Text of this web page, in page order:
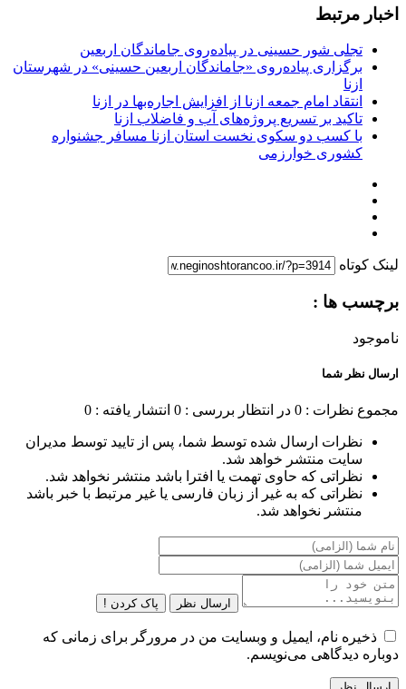
اخبار مرتبط
تجلی شور حسینی در پیاده‌روی جاماندگان اربعین
برگزاری پیاده‌روی «جاماندگان اربعین حسینی» در شهرستان
ازنا
انتقاد امام جمعه ازنا از افزایش اجاره‌بها در ازنا
تاکید بر تسریع پروژه‌های آب و فاضلاب ازنا
با کسب دو سکوی نخست استان ازنا مسافر جشنواره
کشوری خوارزمی
لینک کوتاه
برچسب ها :
ناموجود
ارسال نظر شما
مجموع نظرات : 0 در انتظار بررسی : 0 انتشار یافته : 0
نظرات ارسال شده توسط شما، پس از تایید توسط مدیران
سایت منتشر خواهد شد.
نظراتی که حاوی تهمت یا افترا باشد منتشر نخواهد شد.
نظراتی که به غیر از زبان فارسی یا غیر مرتبط با خبر باشد
منتشر نخواهد شد.
ارسال نظر پاک کردن !
ذخیره نام، ایمیل و وبسایت من در مرورگر برای زمانی که
دوباره دیدگاهی می‌نویسم.